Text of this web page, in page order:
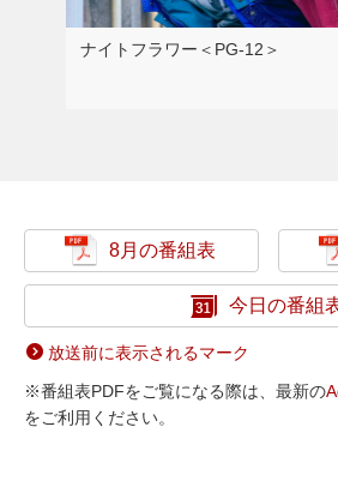
ナイトフラワー＜PG-12＞
8月の番組表
今日の番組
放送前に表示されるマーク
※番組表PDFをご覧になる際は、最新の
をご利用ください。